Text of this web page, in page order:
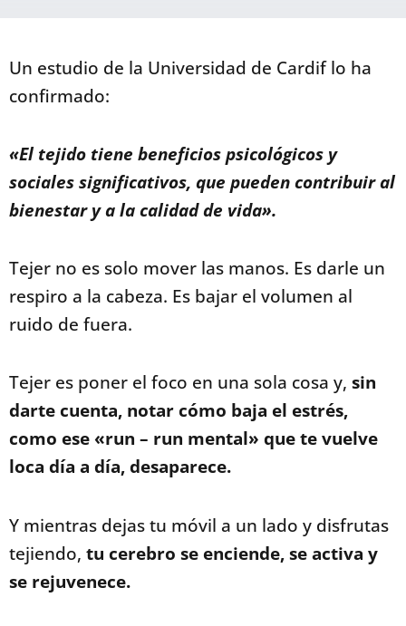
Un estudio de la Universidad de Cardif lo ha
confirmado:
«El tejido tiene beneficios psicológicos y
sociales significativos, que pueden contribuir al
bienestar y a la calidad de vida».
Tejer no es solo mover las manos. Es darle un
respiro a la cabeza. Es bajar el volumen al
ruido de fuera.
Tejer es poner el foco en una sola cosa y, sin
darte cuenta, notar cómo baja el estrés,
como ese «run – run mental» que te vuelve
loca día a día, desaparece.
Y mientras dejas tu móvil a un lado y disfrutas
tejiendo, tu cerebro se enciende, se activa y
se rejuvenece.